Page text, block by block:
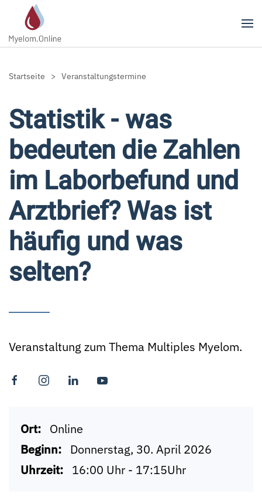
Zum Hauptinhalt springen
Startseite Veranstaltungstermine
Statistik - was
bedeuten die Zahlen
im Laborbefund und
Arztbrief? Was ist
häufig und was
selten?
Veranstaltung zum Thema Multiples Myelom.
Ort: Online
Beginn: Donnerstag, 30. April 2026
Uhrzeit: 16:00 Uhr - 17:15Uhr